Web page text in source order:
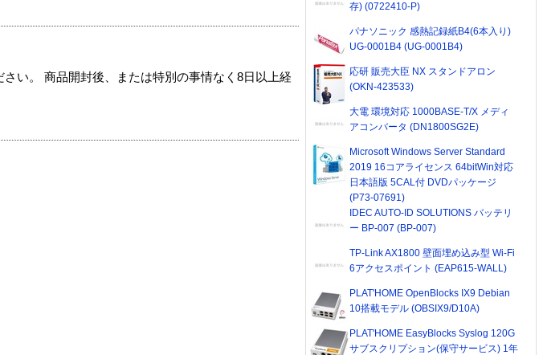
い。 商品開封後、または特別の事情なく8日以上経
存) (0722410-P)
パナソニック 感熱記録紙B4(6本入り)
UG-0001B4 (UG-0001B4)
応研 販売大臣 NX スタンドアロン
(OKN-423533)
大電 環境対応 1000BASE-T/X メディ
アコンバータ (DN1800SG2E)
Microsoft Windows Server Standard
2019 16コアライセンス 64bitWin対応
日本語版 5CAL付 DVDパッケージ
(P73-07691)
IDEC AUTO-ID SOLUTIONS バッテリ
ー BP-007 (BP-007)
TP-Link AX1800 壁面埋め込み型 Wi-Fi
6アクセスポイント (EAP615-WALL)
PLAT'HOME OpenBlocks IX9 Debian
10搭載モデル (OBSIX9/D10A)
PLAT'HOME EasyBlocks Syslog 120G
サブスクリプション(保守サービス) 1年